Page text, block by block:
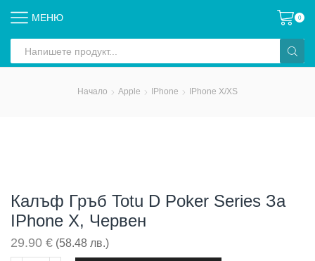
МЕНЮ 0
input
Начало Apple IPhone IPhone X/XS
Калъф Гръб Totu D Poker Series За
IPhone X, Червен
29.90 € (58.48 лв.)